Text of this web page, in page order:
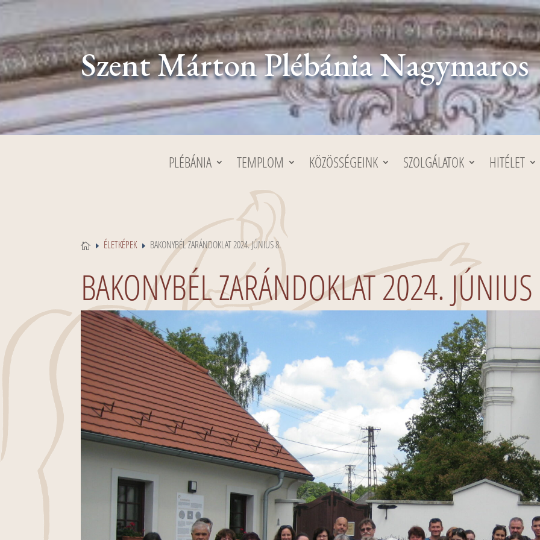
Szent Márton Plébánia Nagymaros
PLÉBÁNIA TEMPLOM KÖZÖSSÉGEINK SZOLGÁLATOK HITÉLET
 E ÉLETKÉPEK E BAKONYBÉL ZARÁNDOKLAT 2024. JÚNIUS 8.
BAKONYBÉL ZARÁNDOKLAT 2024.